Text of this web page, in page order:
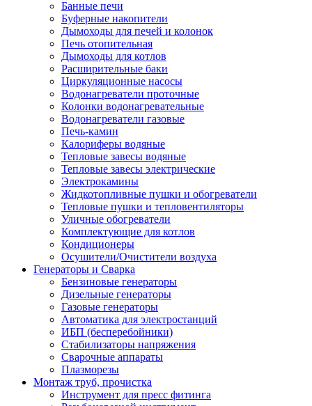
Банные печи
Буферные накопители
Дымоходы для печей и колонок
Печь отопительная
Дымоходы для котлов
Расширительные баки
Циркуляционные насосы
Водонагреватели проточные
Колонки водонагревательные
Водонагреватели газовые
Печь-камин
Калориферы водяные
Тепловые завесы водяные
Тепловые завесы электрические
Электрокамины
Жидкотопливные пушки и обогреватели
Тепловые пушки и тепловентиляторы
Уличные обогреватели
Комплектующие для котлов
Кондиционеры
Осушители/Очистители воздуха
Генераторы и Сварка
Бензиновые генераторы
Дизельные генераторы
Газовые генераторы
Автоматика для электростанций
ИБП (бесперебойники)
Стабилизаторы напряжения
Сварочные аппараты
Плазморезы
Монтаж труб, прочистка
Инструмент для пресс фитинга